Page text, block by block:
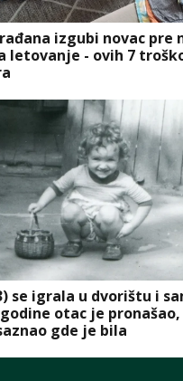
izgubi novac pre
letovanje - ovih 7
se igrala u dvorištu i
godine otac je
gde je bila